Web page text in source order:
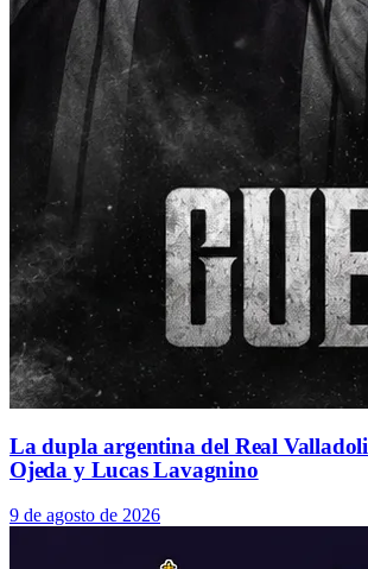
La dupla argentina del Real
Ojeda y Lucas Lavagnino
9 de agosto de 2026